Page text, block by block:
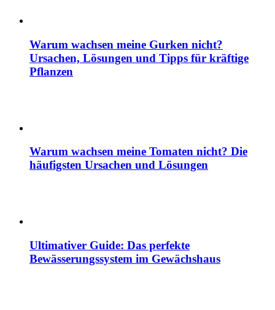
Warum wachsen meine Gurken nicht?
Ursachen, Lösungen und Tipps für kräftige
Pflanzen
Warum wachsen meine Tomaten nicht? Die
häufigsten Ursachen und Lösungen
Ultimativer Guide: Das perfekte
Bewässerungssystem im Gewächshaus